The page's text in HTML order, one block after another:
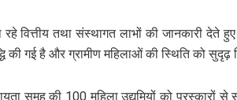
वित्तीय तथा संस्थागत लाभों की जानकारी देते
की गई है और ग्रामीण महिलाओं की स्थिति को सुदृढ़
समूह की 100 महिला उद्यमियों को पुरस्कारों से